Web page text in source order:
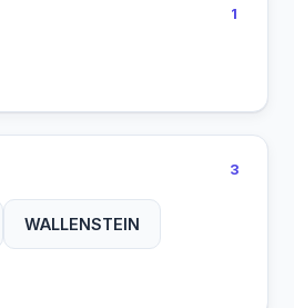
1
3
WALLENSTEIN